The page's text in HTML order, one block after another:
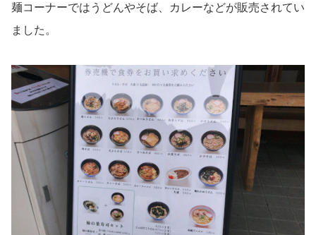
麺コーナーではうどんやそば、カレーなどが販売されてい
ました。